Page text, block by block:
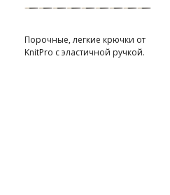
Порочные, легкие крючки от
KnitPro c эластичной ручкой.